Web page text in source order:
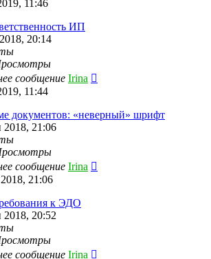
11:46
ИП
20:14
сообщение Irina
11:44
документов: «неверный» шрифт
21:06
сообщение Irina
21:06
к ЭДО
20:52
сообщение Irina